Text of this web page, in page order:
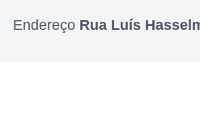
Endereço Rua Luís